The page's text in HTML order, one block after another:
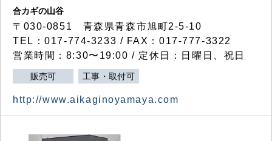
合カギの山谷
〒030-0851 青森県青森市旭町2-5-10
TEL：017-774-3233 / FAX：017-777-3322
営業時間：8:30〜19:00 / 定休日：日曜日、祝日
販売可 工事・取付可
http://www.aikaginoyamaya.com